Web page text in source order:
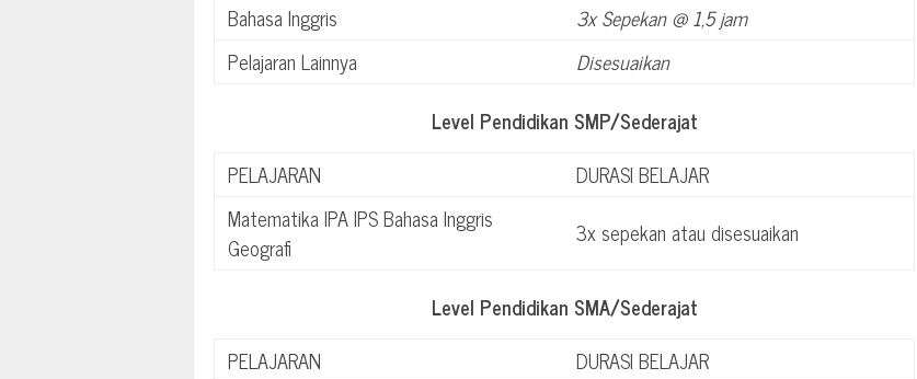
Bahasa Inggris
3x Sepekan @ 1,5 jam
Pelajaran Lainnya
Disesuaikan
Level Pendidikan SMP/Sederajat
PELAJARAN
DURASI BELAJAR
Matematika IPA IPS Bahasa Inggris
Geografi
3x sepekan atau disesuaikan
Level Pendidikan SMA/Sederajat
PELAJARAN
DURASI BELAJAR